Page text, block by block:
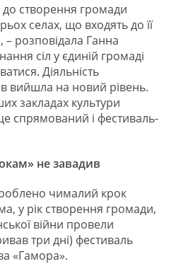
створення громади
селах, що входять до її
розповідала Ганна
сіл у єдиній громаді
Діяльність
вийшла на новий рівень.
закладах культури
спрямований і фестиваль-
не завадив
чималий крок
у рік створення громади,
війни провели
три дні) фестиваль
«Гамора».